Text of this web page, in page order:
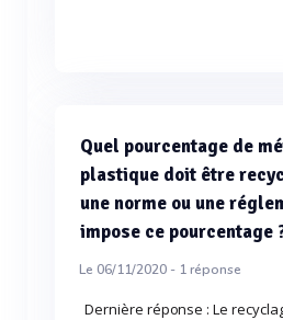
Quel pourcentage de
plastique doit être
une norme ou une
impose ce pourcentage
Le 06/11/2020 - 1réponse
Dernière réponse : Le